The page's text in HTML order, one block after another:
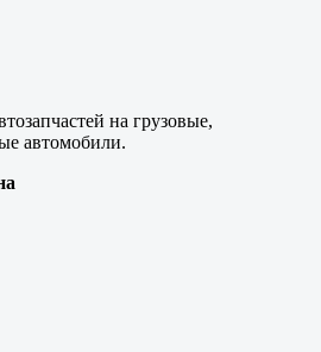
на грузовые,
автомобили.